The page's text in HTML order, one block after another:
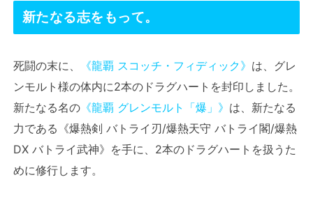
新たなる志をもって。
死闘の末に、 《龍覇 スコッチ・フィディック》 は、グレ
ンモルト様の体内に2本のドラグハートを封印しました。
新たなる名の 《龍覇 グレンモルト「爆」》 は、新たなる
力である《爆熱剣 バトライ刃/爆熱天守 バトライ閣/爆熱
DX バトライ武神》を手に、2本のドラグハートを扱うた
めに修行します。